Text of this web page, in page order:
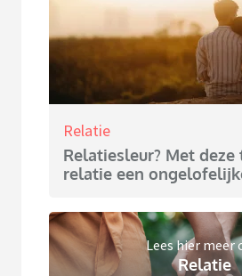
Relatie
Relatiesleur? Met
relatie een
Lees hier meer
Relatie